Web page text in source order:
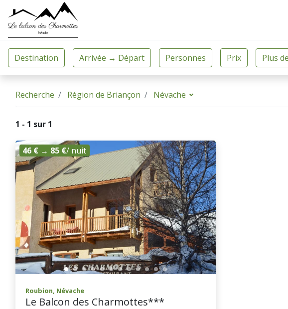
Recherche Région de Briançon Névache
1 - 1 sur 1
46 € → 85 €/ nuit
Roubion, Névache
Le Balcon des Charmottes***